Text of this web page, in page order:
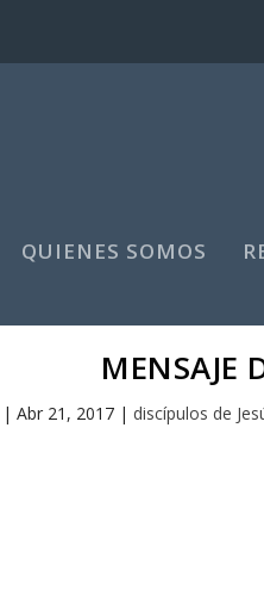
QUIENES SOMOS
MENSAJE
| Abr 21, 2017| discípulos de